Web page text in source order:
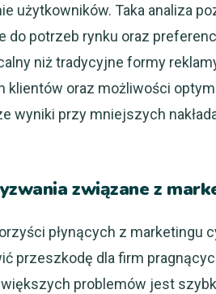
użytkowników. Taka analiza
do potrzeb rynku oraz
niż tradycyjne formy
klientów oraz możliwości
wyniki przy mniejszych
związane z
płynących z marketingu
przeszkodę dla firm
problemów jest